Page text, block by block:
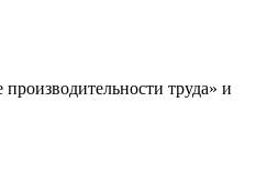
труда» и